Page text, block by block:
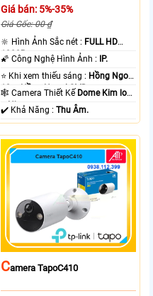
Giá bán: 5%-35%
Giá Gốc: 00 ₫
🔆 Hình Ảnh Sắc nét : FULL HD
1080P .
🌠 Công Nghệ Hình Ảnh :
IP.
⭐ Khi xem thiếu sáng : Hồng Ngoại
10m Hồng Ngoại SMD.
🕸️ Camera Thiết Kế Dome Kim loại
+ Nhựa.
️✔️ Khả Năng :Thu Âm.
CAmera TapoC410